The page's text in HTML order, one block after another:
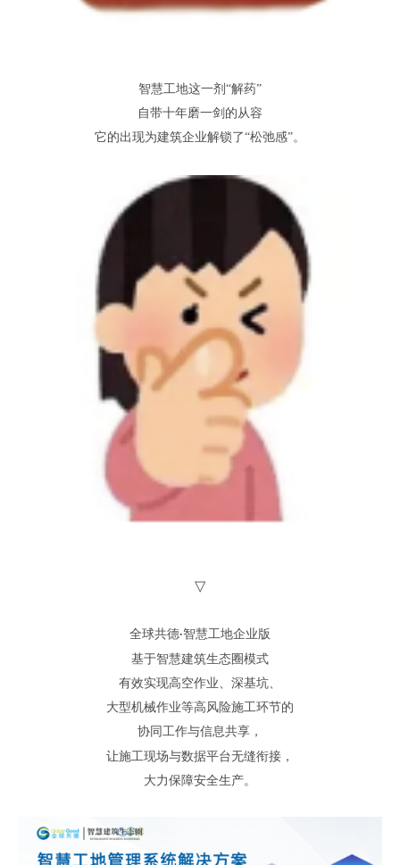
智慧工地这一剂 “解药”
自带十年磨一剑的从容
它的出现为建筑企业解锁了“松弛感”。
▽
全球共德·智慧工地企业版
基于智慧建筑生态圈模式
有效实现高空作业、深基坑、
大型机械作业等高风险施工环节的
协同工作与信息共享 ，
让施工现场与数据平台无缝衔接，
大力保障安全生产。